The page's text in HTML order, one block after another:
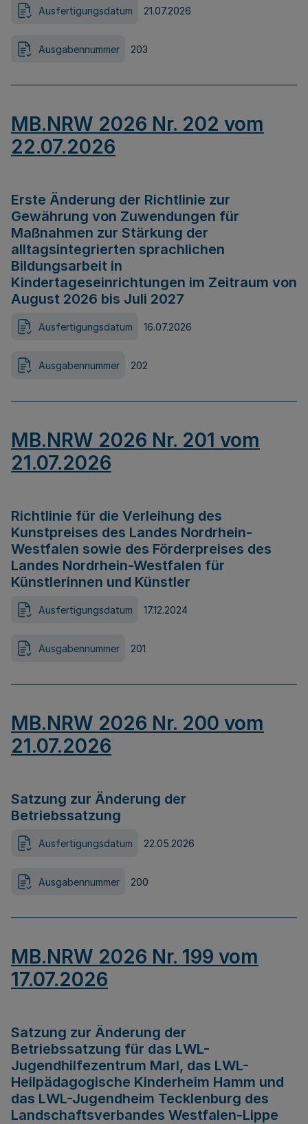
Ausfertigungsdatum 21.07.2026
Ausgabennummer 203
MB.NRW 2026 Nr. 202 vom
22.07.2026
Erste Änderung der Richtlinie zur
Gewährung von Zuwendungen für
Maßnahmen zur Stärkung der
alltagsintegrierten sprachlichen
Bildungsarbeit in
Kindertageseinrichtungen im Zeitraum von
August 2026 bis Juli 2027
Ausfertigungsdatum 16.07.2026
Ausgabennummer 202
MB.NRW 2026 Nr. 201 vom
21.07.2026
Richtlinie für die Verleihung des
Kunstpreises des Landes Nordrhein-
Westfalen sowie des Förderpreises des
Landes Nordrhein-Westfalen für
Künstlerinnen und Künstler
Ausfertigungsdatum 17.12.2024
Ausgabennummer 201
MB.NRW 2026 Nr. 200 vom
21.07.2026
Satzung zur Änderung der
Betriebssatzung
Ausfertigungsdatum 22.05.2026
Ausgabennummer 200
MB.NRW 2026 Nr. 199 vom
17.07.2026
Satzung zur Änderung der
Betriebssatzung für das LWL-
Jugendhilfezentrum Marl, das LWL-
Heilpädagogische Kinderheim Hamm und
das LWL-Jugendheim Tecklenburg des
Landschaftsverbandes Westfalen-Lippe